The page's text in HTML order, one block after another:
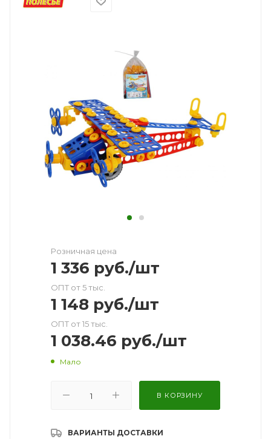
Розничная цена
1 336 руб./шт
ОПТ от 5 тыс.
1 148 руб./шт
ОПТ от 15 тыс.
1 038.46 руб./шт
Мало
В КОРЗИНУ
ВАРИАНТЫ ДОСТАВКИ